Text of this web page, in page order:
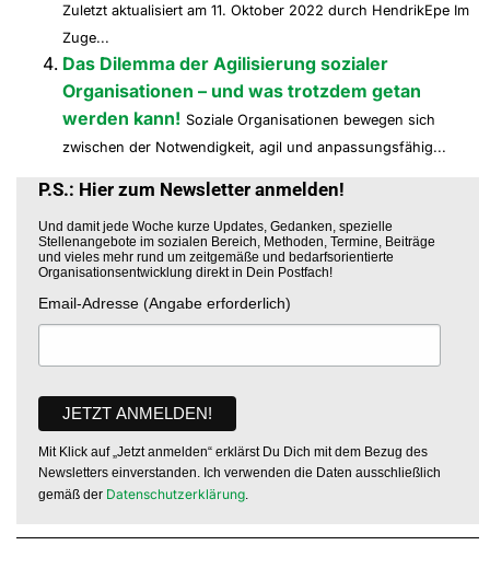
Zuletzt aktualisiert am 11. Oktober 2022 durch HendrikEpe Im
Zuge...
Das Dilemma der Agilisierung sozialer
Organisationen – und was trotzdem getan
werden kann! Soziale Organisationen bewegen sich
zwischen der Notwendigkeit, agil und anpassungsfähig...
P.S.: Hier zum Newsletter anmelden!
Und damit jede Woche kurze Updates, Gedanken, spezielle
Stellenangebote im sozialen Bereich, Methoden, Termine, Beiträge
und vieles mehr rund um zeitgemäße und bedarfsorientierte
Organisationsentwicklung direkt in Dein Postfach!
Email-Adresse (Angabe erforderlich)
Mit Klick auf „Jetzt anmelden“ erklärst Du Dich mit dem Bezug des
Newsletters einverstanden. Ich verwenden die Daten ausschließlich
gemäß der Datenschutzerklärung.